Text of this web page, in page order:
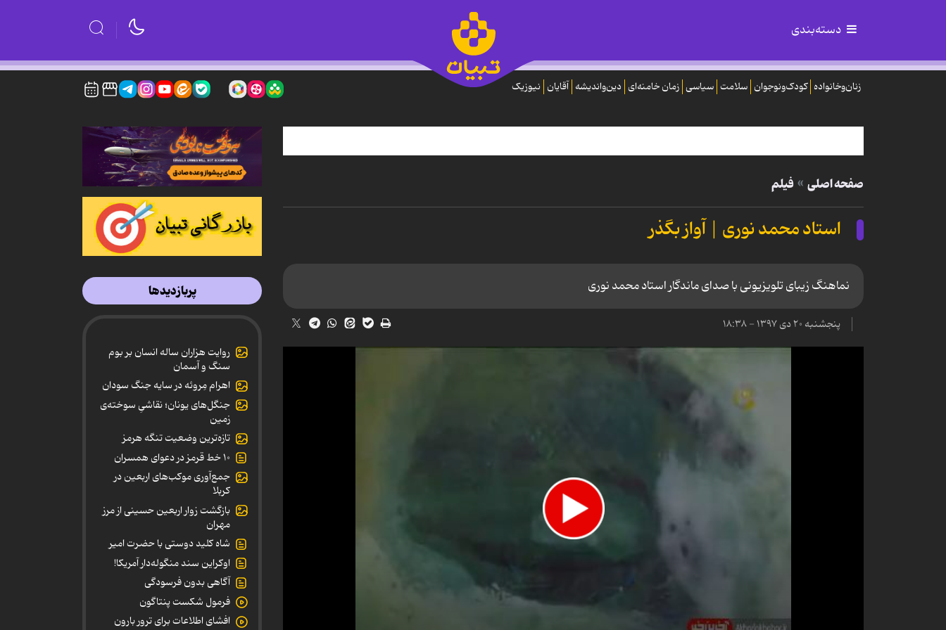
دسته‌بندی
زنان‌وخانواده کودک‌ونوجوان سلامت سیاسی زمان خامنه‌ای دین‌واندیشه آقایان نیوزیک
صفحه اصلی فیلم
استاد محمد نوری | آواز بگذر
نماهنگ زیبای تلویزیونی با صدای ماندگار استاد محمد نوری
پنجشنبه ۲۰ دی ۱۳۹۷ - ۱۸:۳۸
پربازدیدها
روایت هزاران ساله انسان بر بوم
سنگ و آسمان
اهرام مِروئه در سایه جنگ سودان
جنگل‌های یونان؛ نقاشیِ سوخته‌ی
زمین
تازه‌ترین وضعیت تنگه هرمز
۱۰ خط قرمز در دعوای همسران
جمع‌آوری موکب‌های اربعین در
کربلا
بازگشت زوار اربعین حسینی از مرز
مهران
شاه کلید دوستی با حضرت امیر
اوکراین سند منگوله‌دار آمریکا!
آگاهی بدون فرسودگی
فرمول شکست پنتاگون
افشای اطلاعات برای ترور بارون